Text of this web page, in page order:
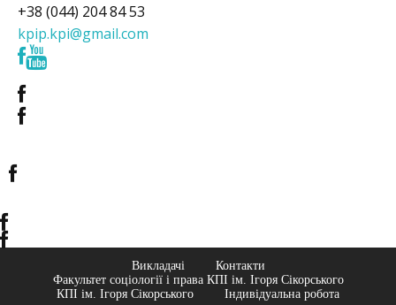
+38 (044) 204 84 53
kpip.kpi@gmail.com
Викладачі
Контакти
Факультет соціології і права КПІ ім. Ігоря Сікорського
КПІ ім. Ігоря Сікорського
Індивідуальна робота